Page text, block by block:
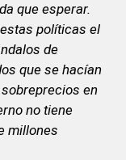
que esperar.
políticas el
de
que se hacían
en
no tiene
millones